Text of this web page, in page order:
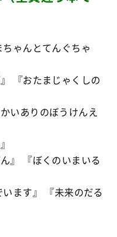
ゃんとてんぐちゃ
『おたまじゃくしの
いありのぼうけんえ
』 『ぼくのいまいる
ます』 『未来のだる